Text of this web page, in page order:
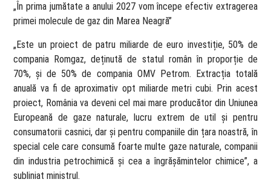
„În prima jumătate a anului 2027 vom începe efectiv extragerea
primei molecule de gaz din Marea Neagră”
„Este un proiect de patru miliarde de euro investiție, 50% de
compania Romgaz, deținută de statul român în proporție de
70%, și de 50% de compania OMV Petrom. Extracția totală
anuală va fi de aproximativ opt miliarde metri cubi. Prin acest
proiect, România va deveni cel mai mare producător din Uniunea
Europeană de gaze naturale, lucru extrem de util și pentru
consumatorii casnici, dar și pentru companiile din țara noastră, în
special cele care consumă foarte multe gaze naturale, companii
din industria petrochimică și cea a îngrășămintelor chimice”, a
subliniat ministrul.